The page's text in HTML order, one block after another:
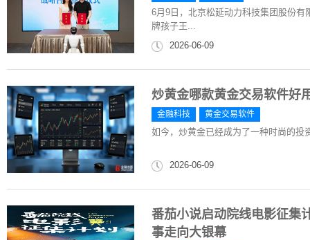
6月9日，北京松延动力科技集团股份有
牌孩子王...
2026-06-09
炒黄金哪款黄金交易软件好
金融科技 黄金交易软件
如今，炒黄金已经成为了一种时尚的投
2026-06-09
番茄小说启动院线电影征集
事走向大银幕